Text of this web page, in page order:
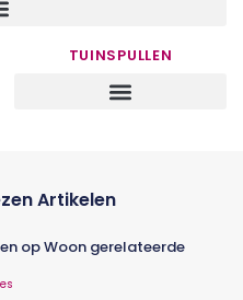
TUINSPULLEN
Artikelen
op Woon gerelateerde